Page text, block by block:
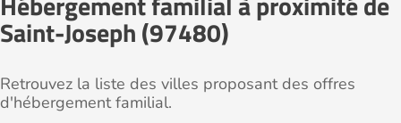
Saint-Joseph (97480)
Retrouvez la liste des villes proposant des offres
d'hébergement familial.